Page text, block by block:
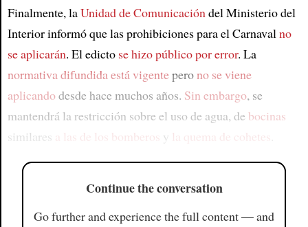
Finalmente, laUnidad de Comunicacióndel Ministerio del
Interior informó que las prohibiciones para el Carnavalno
se aplicarán. El edicto se hizo públicopor error. La
normativa difundidaestá vigenteperono se viene
aplicandodesde hace muchos años. Sin embargo, se
mantendrá la restricción sobre el uso de agua, de bocinas
similares a las de los bomberos y la quema de cohetes
Continue the conversation
Go further and experience the full content — and